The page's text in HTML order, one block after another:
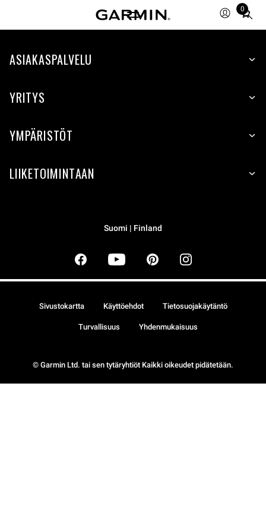
0
Total
items
cart:
ASIAKASPALVELU
YRITYS
YMPÄRISTÖT
LIIKETOIMINTAAN
Suomi | Finland
© Garmin Ltd. tai sen tytäryhtiöt Kaikki oikeudet pidätetään.
Sivustokartta Käyttöehdot Tietosuojakäytäntö
Turvallisuus Yhdenmukaisuus